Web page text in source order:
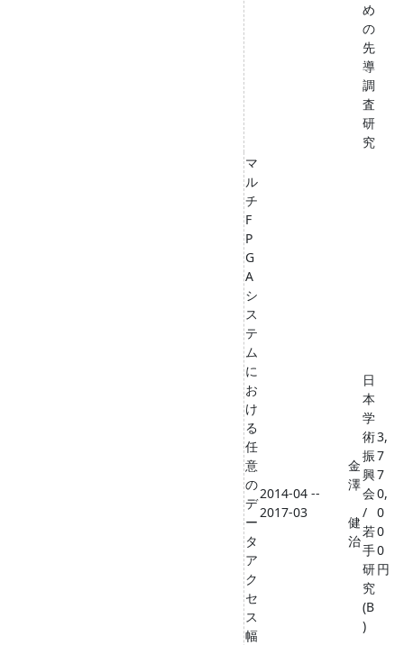
め
の
先
導
調
査
研
究
マ
ル
チ
F
P
G
A
シ
ス
テ
ム
に
お
け
る
任
意
の
デ
ー
タ
ア
ク
セ
ス
幅
2014-04 --
2017-03
金
澤
健
治
日
本
学
術
振
興
会
/
若
手
研
究
(B
)
3,
7
7
0,
0
0
0
円